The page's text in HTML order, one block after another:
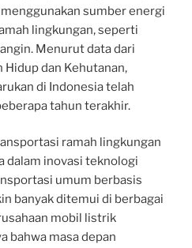
sumber energi
lingkungan, seperti
Menurut data dari
dan Kehutanan,
di Indonesia telah
tahun terakhir.
ramah lingkungan
dalam inovasi teknologi
umum berbasis
banyak ditemui di berbagai
mobil listrik
bahwa masa depan